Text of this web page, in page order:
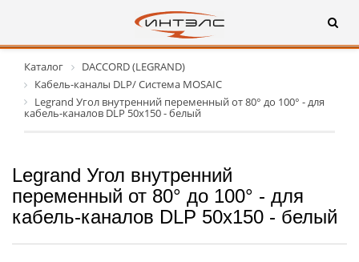
Каталог
DACCORD (LEGRAND)
Кабель-каналы DLP/ Система MOSAIC
Legrand Угол внутренний переменный от 80° до 100° - для
кабель-каналов DLP 50х150 - белый
Legrand Угол внутренний
переменный от 80° до 100° - для
кабель-каналов DLP 50х150 - белый